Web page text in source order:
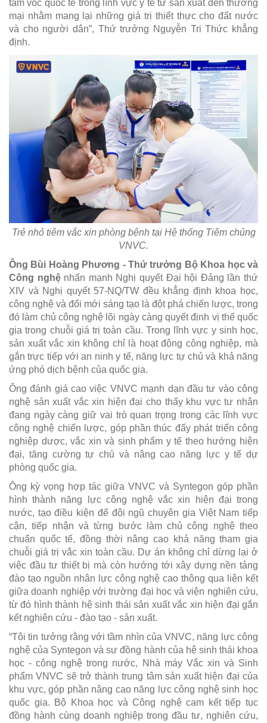
tầm vóc quốc tế trong lĩnh vực y tế từ sản xuất đến thương
mại nhằm mang lại những giá trị thiết thực cho đất nước
và cho người dân”, Thứ trưởng Nguyễn Tri Thức khẳng
định.
Trẻ nhỏ tiêm vắc xin phòng bệnh tại Hệ thống Tiêm chủng
VNVC.
Ông Bùi Hoàng Phương - Thứ trưởng Bộ Khoa học và
Công nghệnhấn mạnh Nghị quyết Đại hội Đảng lần thứ
XIV và Nghị quyết 57-NQ/TW đều khẳng định khoa học,
công nghệ và đổi mới sáng tạo là đột phá chiến lược, trong
đó làm chủ công nghệ lõi ngày càng quyết định vị thế quốc
gia trong chuỗi giá trị toàn cầu. Trong lĩnh vực y sinh học,
sản xuất vắc xin không chỉ là hoạt động công nghiệp, mà
gắn trực tiếp với an ninh y tế, năng lực tự chủ và khả năng
ứng phó dịch bệnh của quốc gia.
Ông đánh giá cao việc VNVC mạnh dạn đầu tư vào công
nghệ sản xuất vắc xin hiện đại cho thấy khu vực tư nhân
đang ngày càng giữ vai trò quan trọng trong các lĩnh vực
công nghệ chiến lược, góp phần thúc đẩy phát triển công
nghiệp dược, vắc xin và sinh phẩm y tế theo hướng hiện
đại, tăng cường tự chủ và nâng cao năng lực y tế dự
phòng quốc gia.
Ông kỳ vọng hợp tác giữa VNVC và Syntegon góp phần
hình thành năng lực công nghệ vắc xin hiện đại trong
nước, tạo điều kiện để đội ngũ chuyên gia Việt Nam tiếp
cận, tiếp nhận và từng bước làm chủ công nghệ theo
chuẩn quốc tế, đồng thời nâng cao khả năng tham gia
chuỗi giá trị vắc xin toàn cầu. Dự án không chỉ dừng lại ở
việc đầu tư thiết bị mà còn hướng tới xây dựng nền tảng
đào tạo nguồn nhân lực công nghệ cao thông qua liên kết
giữa doanh nghiệp với trường đại học và viện nghiên cứu,
từ đó hình thành hệ sinh thái sản xuất vắc xin hiện đại gắn
kết nghiên cứu - đào tạo - sản xuất.
“Tôi tin tưởng rằng với tầm nhìn của VNVC, năng lực công
nghệ của Syntegon và sự đồng hành của hệ sinh thái khoa
học - công nghệ trong nước, Nhà máy Vắc xin và Sinh
phẩm VNVC sẽ trở thành trung tâm sản xuất hiện đại của
khu vực, góp phần nâng cao năng lực công nghệ sinh học
quốc gia. Bộ Khoa học và Công nghệ cam kết tiếp tục
đồng hành cùng doanh nghiệp trong đầu tư, nghiên cứu,